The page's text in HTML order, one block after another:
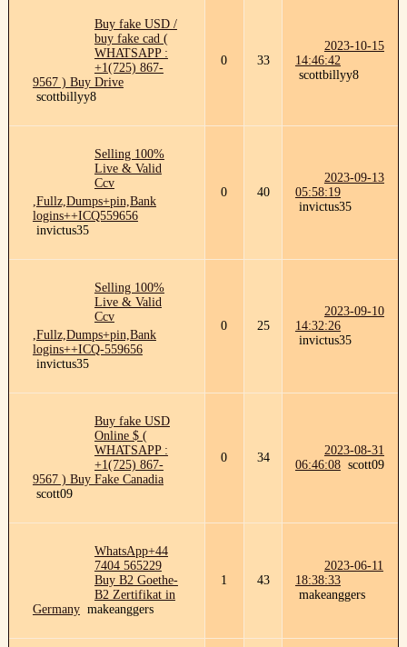
Buy fake USD /
buy fake cad (
WHATSAPP :
+1(725) 867-
9567 ) Buy Drive
scottbillyy8
0 33
2023-10-15
14:46:42
scottbillyy8
Selling 100%
Live & Valid
Ccv
,Fullz,Dumps+pin,Bank
logins++ICQ559656
invictus35
0 40
2023-09-13
05:58:19
invictus35
Selling 100%
Live & Valid
Ccv
,Fullz,Dumps+pin,Bank
logins++ICQ-559656
invictus35
0 25
2023-09-10
14:32:26
invictus35
Buy fake USD
Online $ (
WHATSAPP :
+1(725) 867-
9567 ) Buy Fake Canadia
scott09
0 34
2023-08-31
06:46:08 scott09
WhatsApp+44
7404 565229
Buy B2 Goethe-
B2 Zertifikat in
Germany makeanggers
1 43
2023-06-11
18:38:33
makeanggers